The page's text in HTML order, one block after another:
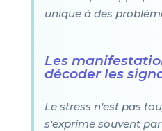
unique à des
Les
décoder les
Le stress n'est pas
s'exprime souvent